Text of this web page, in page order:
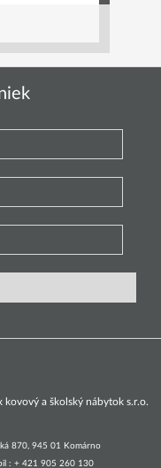
a školský nábytok s.r.o.
870, 945 01 Komárno
: + 421 905 260 130